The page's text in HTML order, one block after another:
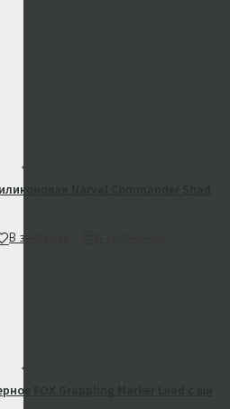
Narval Commander Shad 10
В закладки
FOX Grappling Marker Lead с